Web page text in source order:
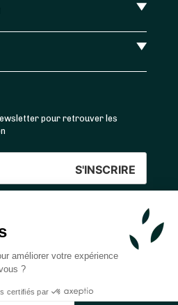
améliorer votre expérience
?
certifiés par
au panier
pour retrouver les
bouquets livrés |
100% sécurisés
— © Sessile SAS